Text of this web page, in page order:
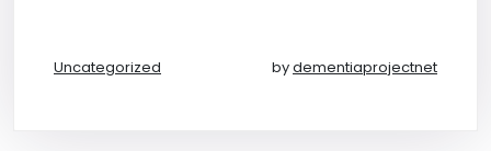
Uncategorized bydementiaprojectnet